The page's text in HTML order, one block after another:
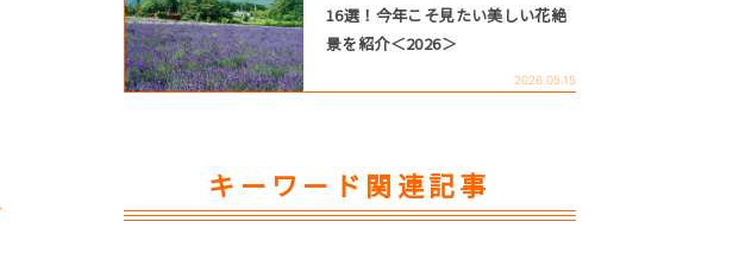
16選！今年こそ見たい美しい花絶
景を紹介＜2026＞
2026.05.15
キーワード関連記事